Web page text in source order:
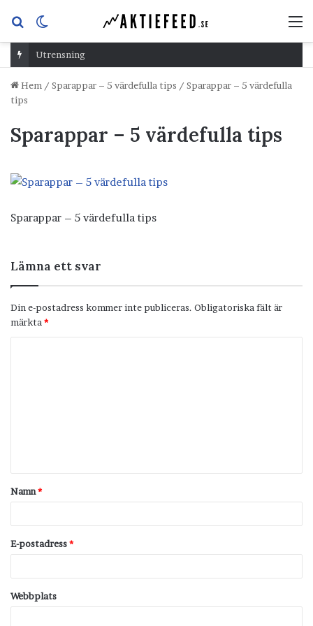
Sök
efterskin
Utrensning
Hem / Sparappar – 5 värdefulla tips / Sparappar – 5 värdefulla
tips
Sparappar – 5 värdefulla tips
Sparappar – 5 värdefulla tips
Lämna ett svar
Din e-postadress kommer inte publiceras. Obligatoriska fält är
märkta *
t
a
Namn*
E-postadress*
Webbplats